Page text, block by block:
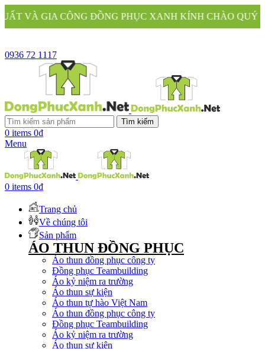
PHỤC XANH KÍNH CHÀO QUÝ KHÁCH
0936 72 1117
Tìm kiếm
0 items 0₫
Menu
0 items 0₫
Trang chủ
Về chúng tôi
Sản phẩm
ÁO THUN ĐỒNG PHỤC
Áo thun đồng phục công ty
Đồng phục Teambuilding
Áo kỷ niệm ra trường
Áo thun sự kiện
Áo thun tự hào Việt Nam
Áo thun đồng phục công ty
Đồng phục Teambuilding
Áo kỷ niệm ra trường
Áo thun sự kiện